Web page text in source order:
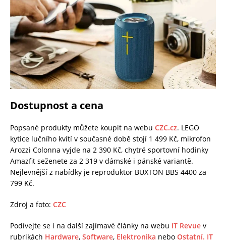
Dostupnost a cena
Popsané produkty můžete koupit na webu CZC.cz. LEGO
kytice lučního kvítí v současné době stojí 1 499 Kč, mikrofon
Arozzi Colonna vyjde na 2 390 Kč, chytré sportovní hodinky
Amazfit seženete za 2 319 v dámské i pánské variantě.
Nejlevnější z nabídky je reproduktor BUXTON BBS 4400 za
799 Kč.
Zdroj a foto: CZC
Podívejte se i na další zajímavé články na webu IT Revue v
rubrikách Hardware, Software, Elektronika nebo Ostatní. IT